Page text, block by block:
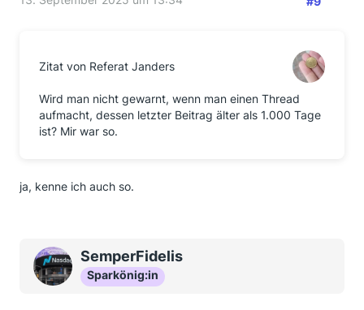
Zitat von Referat Janders
Wird man nicht gewarnt, wenn man einen Thread
aufmacht, dessen letzter Beitrag älter als 1.000 Tage
ist? Mir war so.
ja, kenne ich auch so.
SemperFidelis
Sparkönig:in